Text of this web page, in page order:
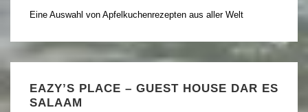
Eine Auswahl von Apfelkuchenrezepten aus aller Welt
EAZY’S PLACE – GUEST HOUSE DAR ES
SALAAM